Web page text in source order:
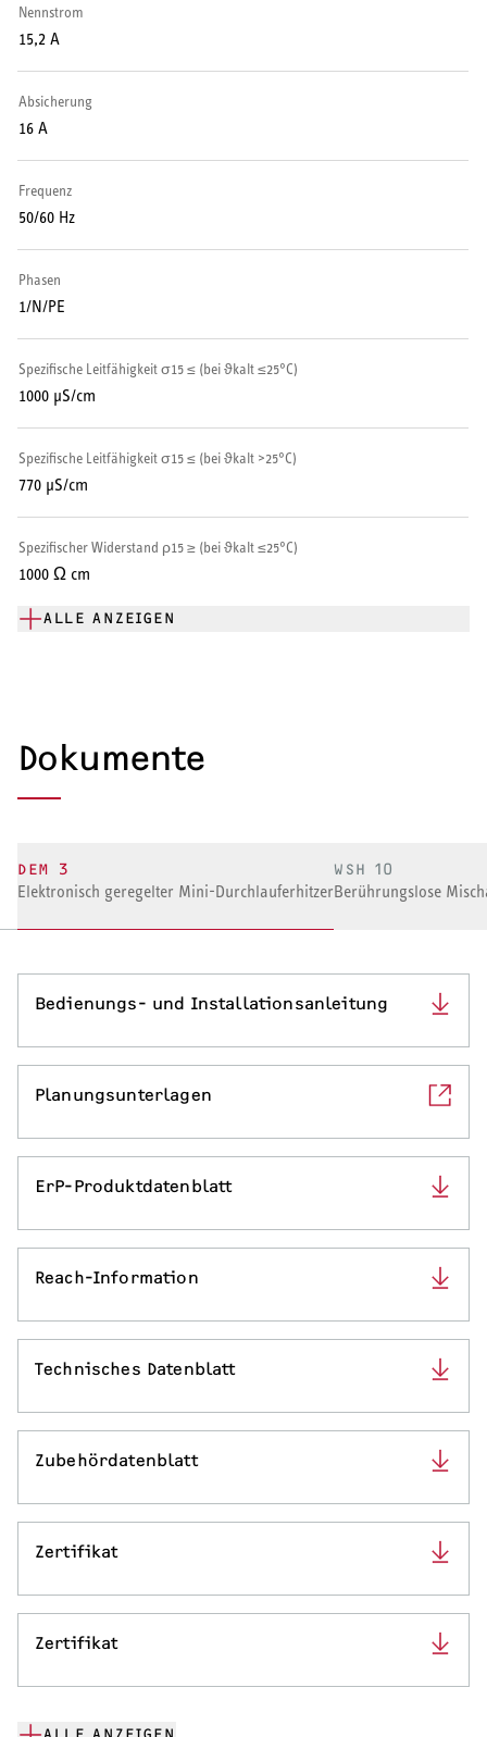
Händetrockner
Lüftungsanlagen
Serviceleistungen
Nennstrom
15,2 A
Absicherung
16 A
Frequenz
50/60 Hz
Phasen
1/N/PE
Spezifische Leitfähigkeit σ15 ≤ (bei ϑkalt ≤25°C)
1000 μS/cm
Spezifische Leitfähigkeit σ15 ≤ (bei ϑkalt >25°C)
770 μS/cm
Spezifischer Widerstand ρ15 ≥ (bei ϑkalt ≤25°C)
1000 Ω cm
ALLE ANZEIGEN
Dokumente
DEM 3
Elektronisch geregelter Mini-Durchlauferhitzer
WSH 10
Berührungslose
Bedienungs- und Installationsanleitung
Planungsunterlagen
ErP-Produktdatenblatt
Reach-Information
Technisches Datenblatt
Zubehördatenblatt
Zertifikat
Zertifikat